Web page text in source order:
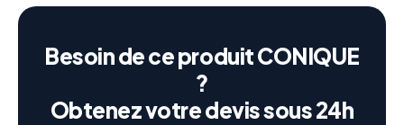
Besoin de ce produit CONIQUE
?
Obtenez votre devis sous 24h